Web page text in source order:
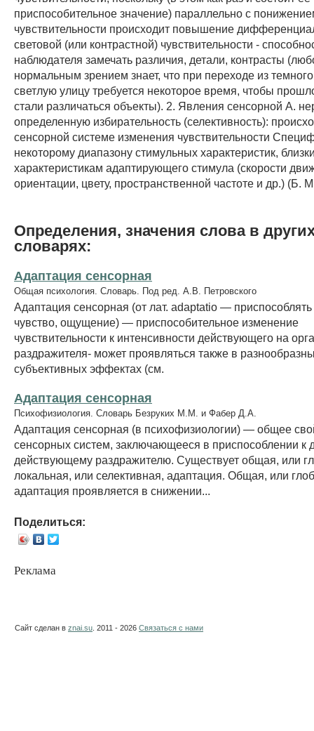
приспособительное значение) параллельно с
чувствительности происходит повышение
световой (или контрастной) чувствительности -
наблюдателя замечать различия, детали, контрасты
нормальным зрением знает, что при переходе из
светлую улицу требуется некоторое время, чтобы
стали различаться объекты). 2. Явления сенсорной А.
определенную избирательность (селективность):
сенсорной системе изменения чувствительности
некоторому диапазону стимульных характеристик,
характеристикам адаптирующего стимула (скорости
ориентации, цвету, пространственной частоте и др.) (Б.
Определения, значения слова в
словарях:
Адаптация сенсорная
Общая психология. Словарь. Под ред. А.В. Петровского
Адаптация сенсорная (от лат. adaptatio —
чувство, ощущение) — приспособительное изменение
чувствительности к интенсивности действующего на
раздражителя- может проявляться также в
субъективных эффектах (см.
Адаптация сенсорная
Психофизиология. Словарь Безруких М.М. и Фабер Д.А.
Адаптация сенсорная (в психофизиологии) — общее
сенсорных систем, заключающееся в приспособлении к
действующему раздражителю. Существует общая, или
локальная, или селективная, адаптация. Общая, или
адаптация проявляется в снижении...
Поделиться:
Реклама
Сайт сделан в znai.su . 2011 - 2026 Связаться с нами